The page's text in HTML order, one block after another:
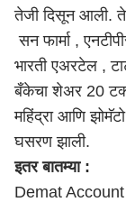
तेजी दिसून आली.
सन फार्मा ,
भारती एअरटेल ,
बँकेचा शेअर 20
महिंद्रा आणि
घसरण झाली.
इतर बातम्या :
Demat Account :